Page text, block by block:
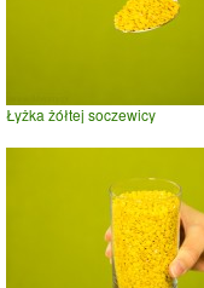
Łyżka żółtej soczewicy